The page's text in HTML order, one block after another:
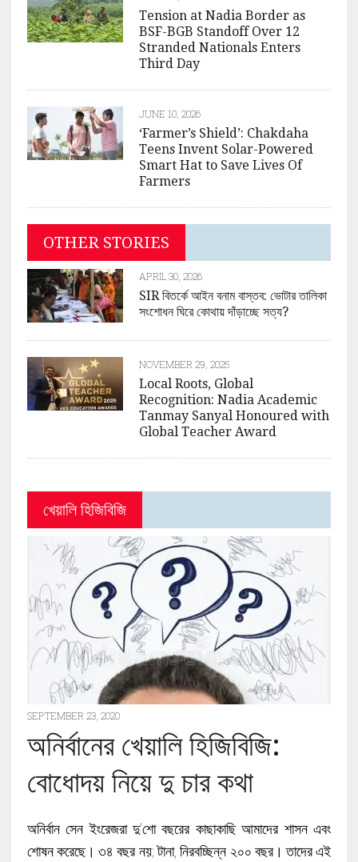
Tension at Nadia Border as
BSF-BGB Standoff Over 12
Stranded Nationals Enters
Third Day
JUNE 10, 2026
‘Farmer’s Shield’: Chakdaha
Teens Invent Solar-Powered
Smart Hat to Save Lives Of
Farmers
OTHER STORIES
APRIL 30, 2026
SIR বিতর্কে আইন বনাম বাস্তব: ভোটার তালিকা
সংশোধন ঘিরে কোথায় দাঁড়াচ্ছে সত্য?
NOVEMBER 29, 2025
Local Roots, Global
Recognition: Nadia Academic
Tanmay Sanyal Honoured with
Global Teacher Award
খেয়ালি হিজিবিজি
SEPTEMBER 23, 2020
অনির্বানের খেয়ালি হিজিবিজি:
বোধোদয় নিয়ে দু চার কথা
অনির্বান সেন ইংরেজরা দু’শো বছরের কাছাকাছি আমাদের শাসন এবং
শোষন করেছে। ৩৪ বছর নয়; টানা, নিরবচ্ছিন্ন ২০০ বছর। তাদের এই